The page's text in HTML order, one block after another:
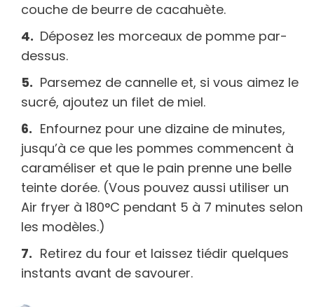
couche de beurre de cacahuète.
Déposez les morceaux de pomme par-
dessus.
Parsemez de cannelle et, si vous aimez le
sucré, ajoutez un filet de miel.
Enfournez pour une dizaine de minutes,
jusqu’à ce que les pommes commencent à
caraméliser et que le pain prenne une belle
teinte dorée. (Vous pouvez aussi utiliser un
Air fryer à 180°C pendant 5 à 7 minutes selon
les modèles.)
Retirez du four et laissez tiédir quelques
instants avant de savourer.